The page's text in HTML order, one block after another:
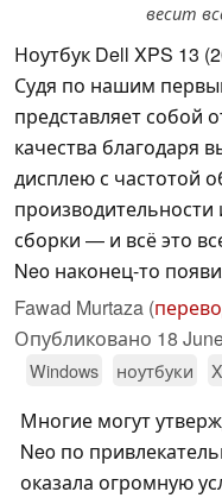
весит
Ноутбук Dell XPS 13
Судя по нашим
представляет собой
качества благодаря
дисплею с частотой
производительности
сборки — и всё это
Neo наконец-то
Fawad Murtaza (
Опубликовано 18
Windows ноутбуки
Многие могут
Neo по
оказала огромную